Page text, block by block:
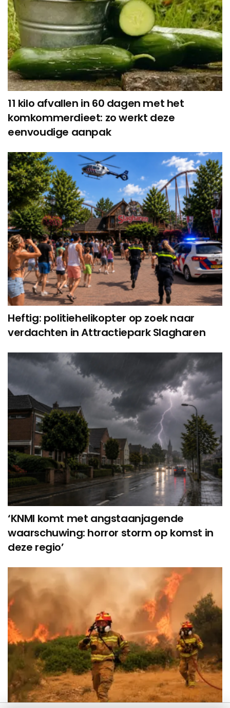
11 kilo afvallen in 60 dagen met het
komkommerdieet: zo werkt deze
eenvoudige aanpak
Heftig: politiehelikopter op zoek naar
verdachten in Attractiepark Slagharen
‘KNMI komt met angstaanjagende
waarschuwing: horror storm op komst in
deze regio’